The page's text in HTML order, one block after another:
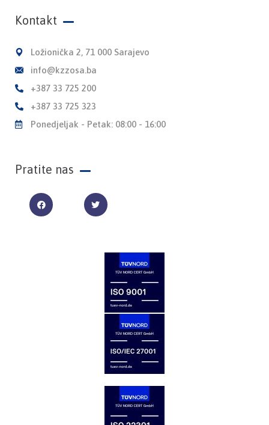
Kontakt
Ložionička 2, 71 000 Sarajevo
info@kzzosa.ba
+387 33 725 200
+387 33 725 323
Ponedjeljak - Petak: 08:00 - 16:00
Pratite nas